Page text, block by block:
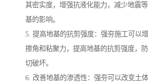
其密实度，增强抗液化能力，减少地震
基的影响。
5. 提高地基的抗剪强度：强夯施工可以
擦角和粘聚力，提高地基的抗剪强度，
切破坏。
6. 改善地基的渗透性：强夯可以改变土